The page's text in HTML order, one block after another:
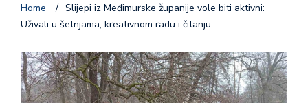
Home / Slijepi iz Međimurske županije vole biti aktivni:
Uživali u šetnjama, kreativnom radu i čitanju